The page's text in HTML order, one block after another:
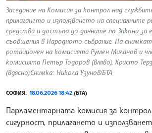
Заседание на Комисия за контрол над
прилагането и използването на специалните
средства и достъпа до данните по Закона за
съобщения в Народното събрание. На
ротационен на комисията Румен Миланов и
комисията Петър Тодоров (вляво), Христо
(вдясно).Снимка: Никола Узунов/БТА
СОФИЯ, 18.06.2026 18:42 (БТА)
Парламентарната комисия за
сигурност, прилагането и